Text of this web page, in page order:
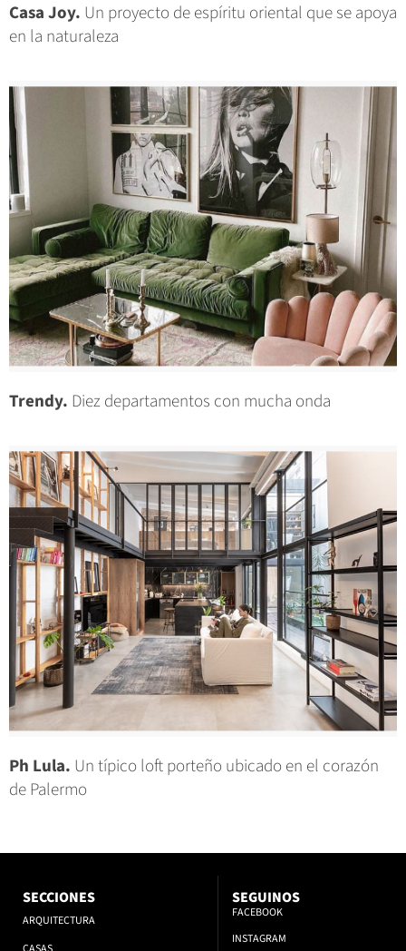
Casa Joy. Un proyecto de espíritu oriental que se apoya
en la naturaleza
Trendy. Diez departamentos con mucha onda
Ph Lula. Un típico loft porteño ubicado en el corazón
de Palermo
SECCIONES
ARQUITECTURA
SEGUINOS
FACEBOOK
INSTAGRAM